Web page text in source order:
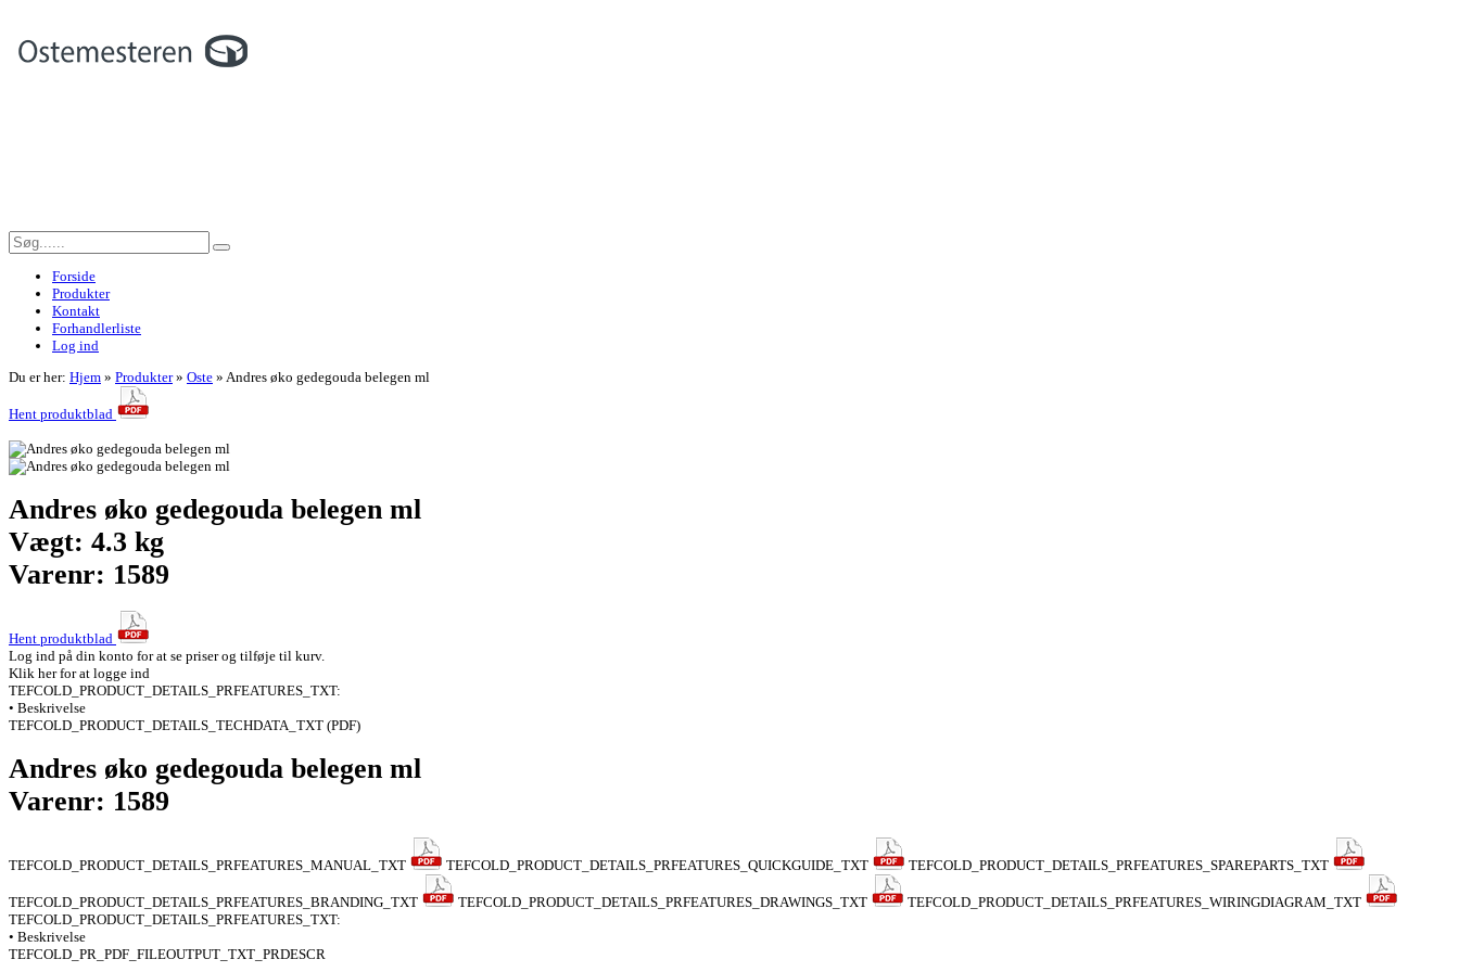
Forside
Produkter
Kontakt
Forhandlerliste
Log ind
Du er her: Hjem » Produkter» Oste » Andres øko gedegouda belegen ml
Hent produktblad
Andres øko gedegouda belegen ml
Vægt: 4.3 kg
Varenr: 1589
Hent produktblad
Log ind på din konto for at se priser og tilføje til kurv.
Klik her for at logge ind
TEFCOLD_PRODUCT_DETAILS_PRFEATURES_TXT:
• Beskrivelse
TEFCOLD_PRODUCT_DETAILS_TECHDATA_TXT (PDF)
Andres øko gedegouda belegen ml
Varenr: 1589
TEFCOLD_PRODUCT_DETAILS_PRFEATURES_MANUAL_TXT TEFCOLD_PRODUCT_DETAILS_PRFEATURES_QUICKGUIDE_TXT TEFCOLD_PRODUCT_DETAILS_PRFEATURES_SPAREPARTS_TXT
TEFCOLD_PRODUCT_DETAILS_PRFEATURES_BRANDING_TXT TEFCOLD_PRODUCT_DETAILS_PRFEATURES_DRAWINGS_TXT
TEFCOLD_PRODUCT_DETAILS_PRFEATURES_WIRINGDIAGRAM_TXT
TEFCOLD_PRODUCT_DETAILS_PRFEATURES_TXT:
• Beskrivelse
TEFCOLD_PR_PDF_FILEOUTPUT_TXT_PRDESCR